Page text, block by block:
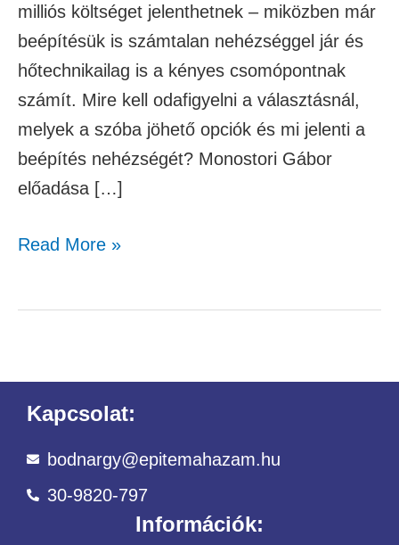
milliós költséget jelenthetnek – miközben már
beépítésük is számtalan nehézséggel jár és
hőtechnikailag is a kényes csomópontnak
számít. Mire kell odafigyelni a választásnál,
melyek a szóba jöhető opciók és mi jelenti a
beépítés nehézségét? Monostori Gábor
előadása […]
Read More »
Kapcsolat:
bodnargy@epitemahazam.hu
30-9820-797
Információk: